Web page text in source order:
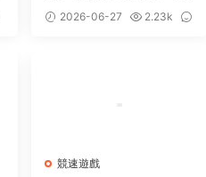
版 複古風拉力賽競速遊戲
2026-06-27
2.23k
競速遊戲